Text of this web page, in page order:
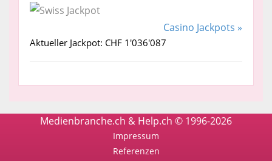
Casino Jackpots »
Aktueller Jackpot: CHF 1'036'087
Medienbranche.ch & Help.ch © 1996-2026
Impressum
Referenzen